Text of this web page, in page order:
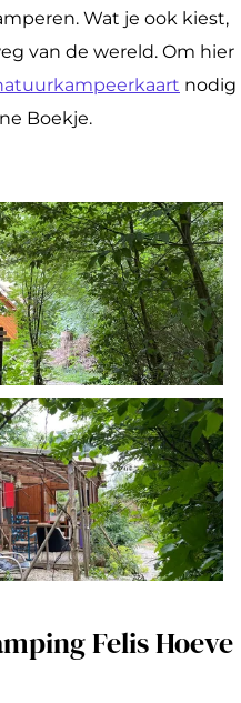
Wat je ook kiest,
van de wereld. Om hier
nodig
Boekje.
Felis Hoeve